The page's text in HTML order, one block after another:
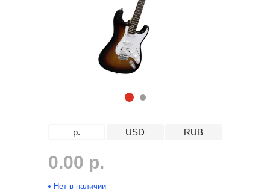
1 2
р. USD RUB
0.00 р.
Нет в наличии